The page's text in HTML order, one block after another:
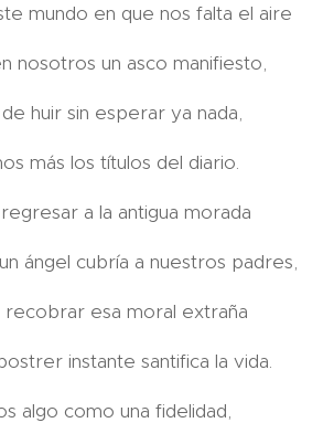
mundo en que nos falta el aire
nosotros un asco manifiesto,
huir sin esperar ya nada,
más los títulos del diario.
a la antigua morada
ángel cubría a nuestros padres,
esa moral extraña
instante santifica la vida.
algo como una fidelidad,